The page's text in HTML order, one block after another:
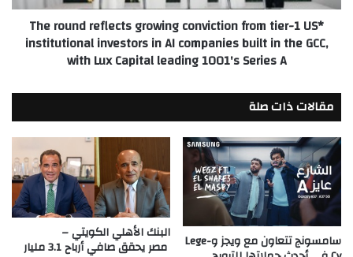
US
institutional
investors
companies
built
in
the
GCC,
with
Lux
Capital
leading
1001's
*The round reflects growing conviction from tier-1 US
institutional investors in AI companies built in the GCC,
with Lux Capital leading 1001's Series A
مقالات ذات صلة
سامسونج تتعاون مع ويجز وLege- البنك الأهلي الكويتي –
مصر يحقق صافي أرباح 3.1 مليار